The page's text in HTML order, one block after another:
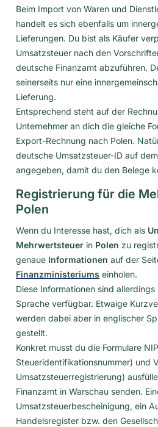
Beim Import von Waren und
handelt es sich ebenfalls um
Lieferungen. Du bist als Käufer
Umsatzsteuer nach den
deutsche Finanzamt abzuführen.
seinerseits nur eine
Lieferung.
Entsprechend steht auf der
Unternehmer an dich die gleiche
Export-Rechnung nach Polen.
deutsche Umsatzsteuer-ID auf
angegeben, damit du den Belege
Registrierung für die
Polen
Wenn du Interesse hast, dich als
Mehrwertsteuer in Polen zu
genaue Informationen auf der
Finanzministeriums einholen.
Diese Informationen sind
Sprache verfügbar. Etwaige
werden dabei aber in englischer
gestellt.
Konkret musst du die Formulare
Steueridentifikationsnummer) und
Umsatzsteuerregistrierung)
Finanzamt in Warschau senden.
Umsatzsteuerbescheinigung, ein
Handelsregister bzw. den